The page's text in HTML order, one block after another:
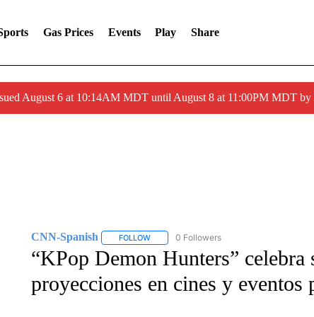
Gas Prices Events Play Share
August 6 at 10:14AM MDT until August 8 at 11:00PM MDT
CNN-Spanish FOLLOWFOLLOW "CNN-SPANISH" TO RECEIVE
0 Followers
“KPop Demon Hunters”
proyecciones en cines y eventos